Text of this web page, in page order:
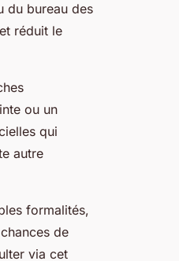
du bureau des
réduit le
ou un
qui
autre
formalités,
de
via cet